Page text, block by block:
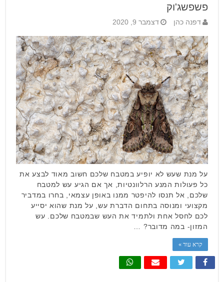
פשפשג'וק
דפנה כהן דצמבר 9, 2020
על מנת שעש לא יופיע במטבח שלכם חשוב מאוד לבצע את
כל פעולות המנע הרלוונטיות, אך אם הגיע עש למטבח
שלכם, אל תנסו להיפטר ממנו באופן עצמאי, בחרו במדביר
מקצועי ומנוסה בתחום הדברת עש, על מנת שהוא יסייע
לכם לחסל אחת ולתמיד את העש שבמטבח שלכם. עש
המזון- במה מדובר? …
קרא עוד »